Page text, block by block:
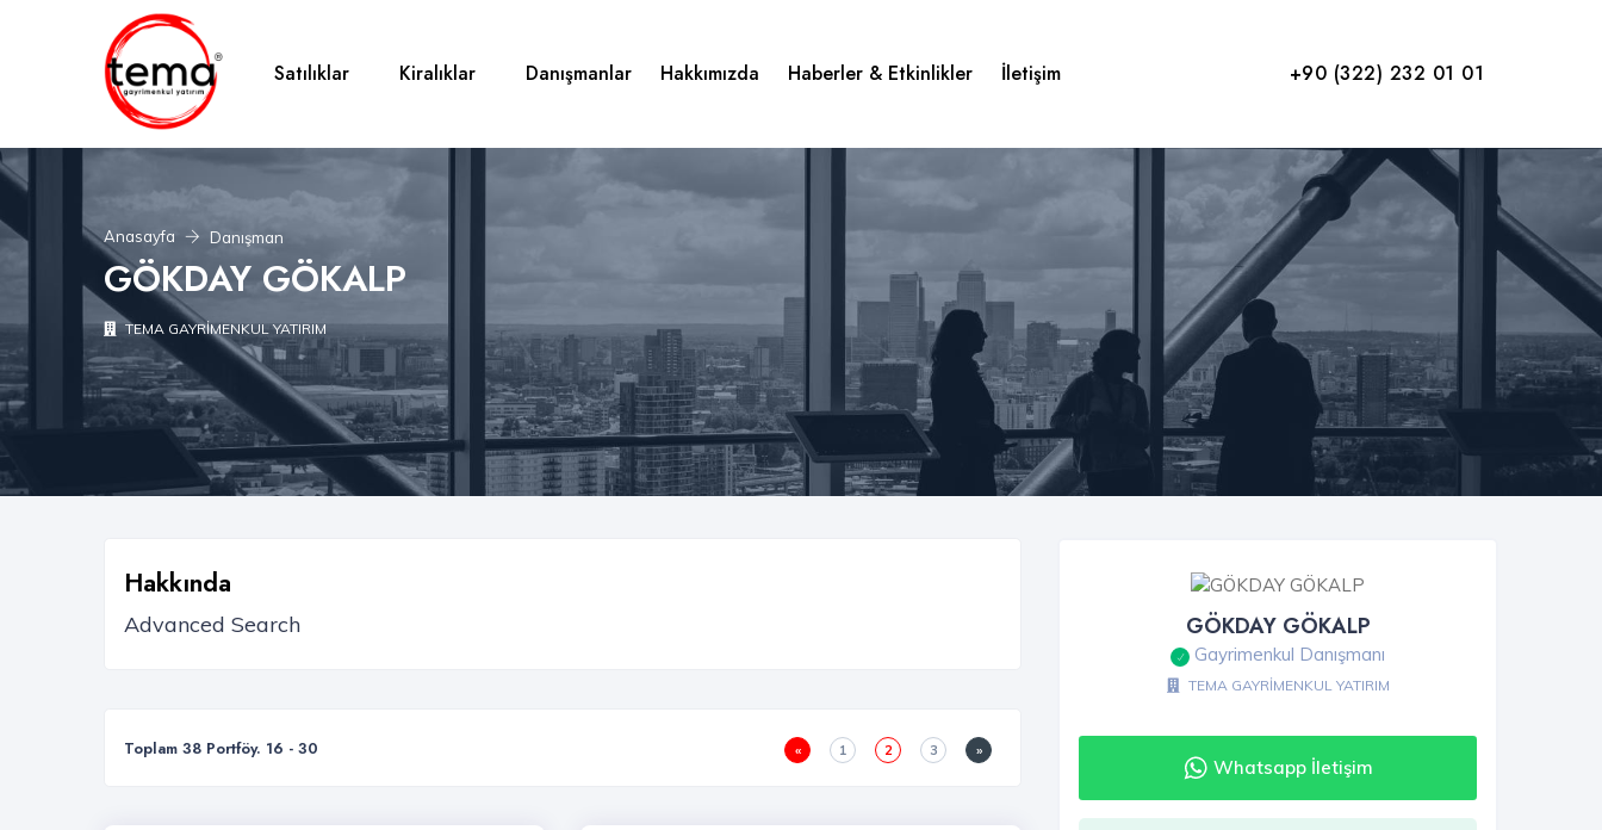
Satılıklar Kiralıklar Danışmanlar Hakkımızda Haberler & Etkinlikler İletişim +90 (322) 232 01 01
Anasayfa Danışman
GÖKDAY GÖKALP
TEMA GAYRİMENKUL YATIRIM
Hakkında
Toplam 38 Portföy. 16 - 30 « 1 2 3 »
GÖKDAY GÖKALP
Gayrimenkul Danışmanı
TEMA GAYRİMENKUL YATIRIM
Whatsapp İletişim